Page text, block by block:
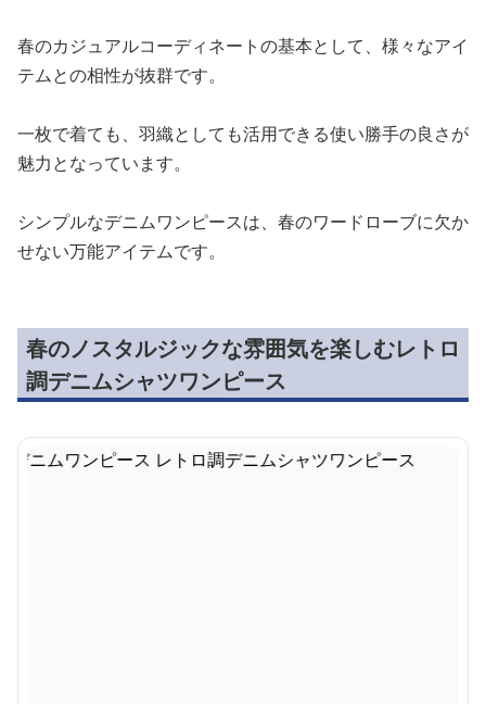
春のカジュアルコーディネートの基本として、様々なアイ
テムとの相性が抜群です。
一枚で着ても、羽織としても活用できる使い勝手の良さが
魅力となっています。
シンプルなデニムワンピースは、春のワードローブに欠か
せない万能アイテムです。
春のノスタルジックな雰囲気を楽しむレトロ
調デニムシャツワンピース